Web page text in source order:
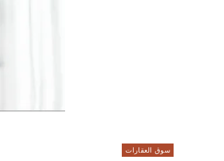
سوق العقارات